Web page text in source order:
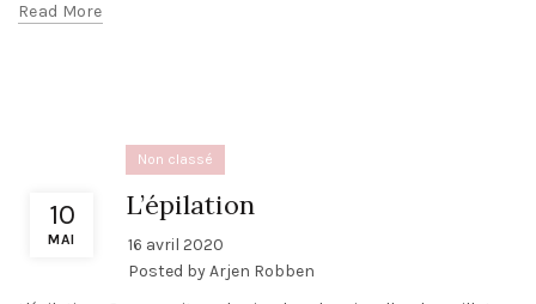
Read More
10
MAI
Non classé
L’épilation
16 avril 2020
Posted byArjen Robben